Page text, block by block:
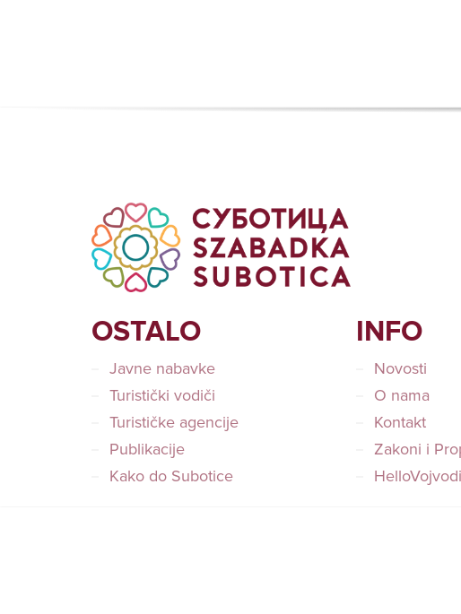
OSTALO
Javne nabavke
Turistički vodiči
Turističke agencije
Publikacije
Kako do Subotice
INFO
Novosti
O nama
Kontakt
Zakoni i